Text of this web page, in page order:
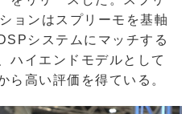
ョンはスプリーモを基軸
システムにマッチする
ハイエンドモデルとして
ら高い評価を得ている。